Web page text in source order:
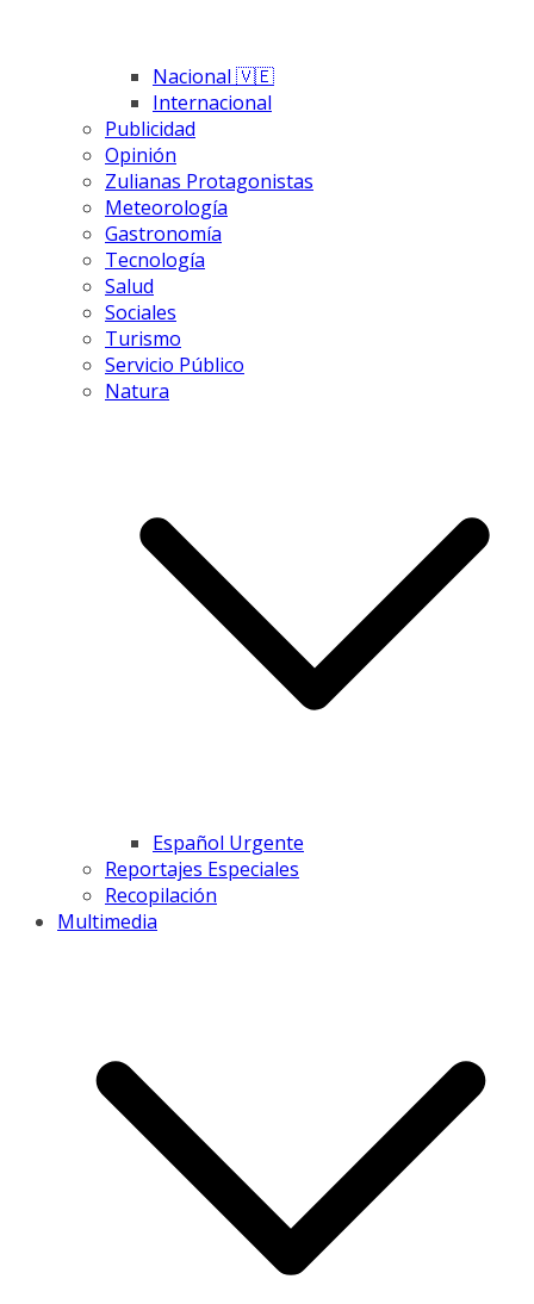
Nacional 🇻🇪
Internacional
Publicidad
Opinión
Zulianas Protagonistas
Meteorología
Gastronomía
Tecnología
Salud
Sociales
Turismo
Servicio Público
Natura
Español Urgente
Reportajes Especiales
Recopilación
Multimedia